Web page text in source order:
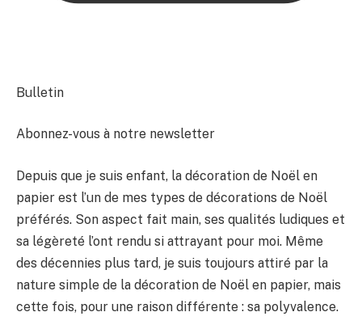
Bulletin
Abonnez-vous à notre newsletter
Depuis que je suis enfant, la décoration de Noël en
papier est l’un de mes types de décorations de Noël
préférés. Son aspect fait main, ses qualités ludiques et
sa légèreté l’ont rendu si attrayant pour moi. Même
des décennies plus tard, je suis toujours attiré par la
nature simple de la décoration de Noël en papier, mais
cette fois, pour une raison différente : sa polyvalence.